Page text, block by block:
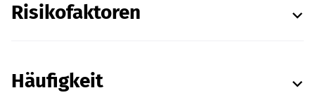
Risikofaktoren
Häufigkeit